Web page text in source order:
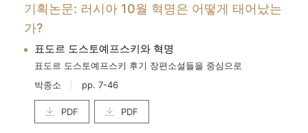
기획논문: 러시아 10월 혁명은 어떻게 태어났는
가?
표도르 도스토예프스키와 혁명
표도르 도스토예프스키 후기 장편소설들을 중심으로
박종소
pp. 7-46
PDF PDF